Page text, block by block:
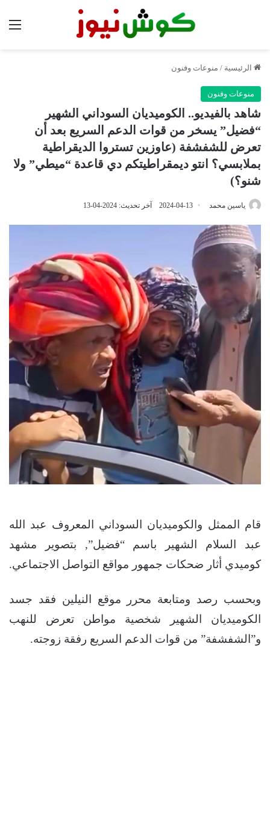
الرئيسية / منوعات وفنون
منوعات وفنون
شاهد بالفيديو.. الكوميديان السوداني الشهير
“فضيل” يسخر من قوات الدعم السريع بعد أن
تعرض للشفشفة (عاوزين تستروا الديقراطية
بملابسي؟ انتو ديمقراطيتكم دي قاعدة “ميطي” ولا
شنو؟)
ياسين محمد 2024-04-13 آخر تحديث: 2024-04-13
قام الممثل والكوميديان السوداني المعروف عبد الله
عبد السلام الشهير باسم “فضيل”, بتصوير مشهد
كوميدي أثار ضحكات جمهور مواقع التواصل الاجتماعي.
وبحسب رصد ومتابعة محرر موقع النيلين فقد جسد
الكوميديان الشهير شخصية مواطن تعرض للنهب
و”الشفشفة” من قوات الدعم السريع رفقة زوجته.